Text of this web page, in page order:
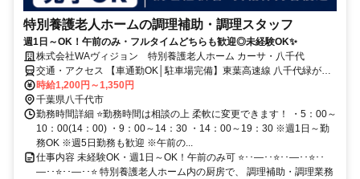
特別養護老人ホームの調理補助・調理スタッフ
週1日～OK！午前のみ・フルタイムどちらも歓迎◎未経験OK✨
株式会社WAヴィジョン 特別養護老人ホーム カーサ・八千代
交通・アクセス 【車通勤OK│駐車場完備】東葉高速線 八千代緑が丘
駅より車で6分（千葉県立八千代西高等学校隣り）／成田街道（国道
296号）新木戸交差点より北へ車で8分 ＊八千代緑が丘駅より『ちば
レインボーバス』が便利／「八千代西高校行き」にて終点下車／「緑
が丘西線」７丁目北バス停より徒歩６分／「船尾車庫行き・木下行
き」寺台バス停より徒歩10分
時給1,200円～1,350円
千葉県八千代市
勤務時間詳細 ⭐勤務時間は相談の上 柔軟に変更できます！ ・5：00～
10：00(14：00) ・9：00～14：30 ・14：00～19：30 ※週1日～勤
務OK ※週5日勤務も歓迎 ※午前の...
仕事内容 未経験OK・週1日～OK！午前のみ可 ⭐･･―･･⭐･･―･･⭐･･
―･･⭐･･―･･⭐ 特別養護老人ホーム内の厨房で、 調理補助・調理業務